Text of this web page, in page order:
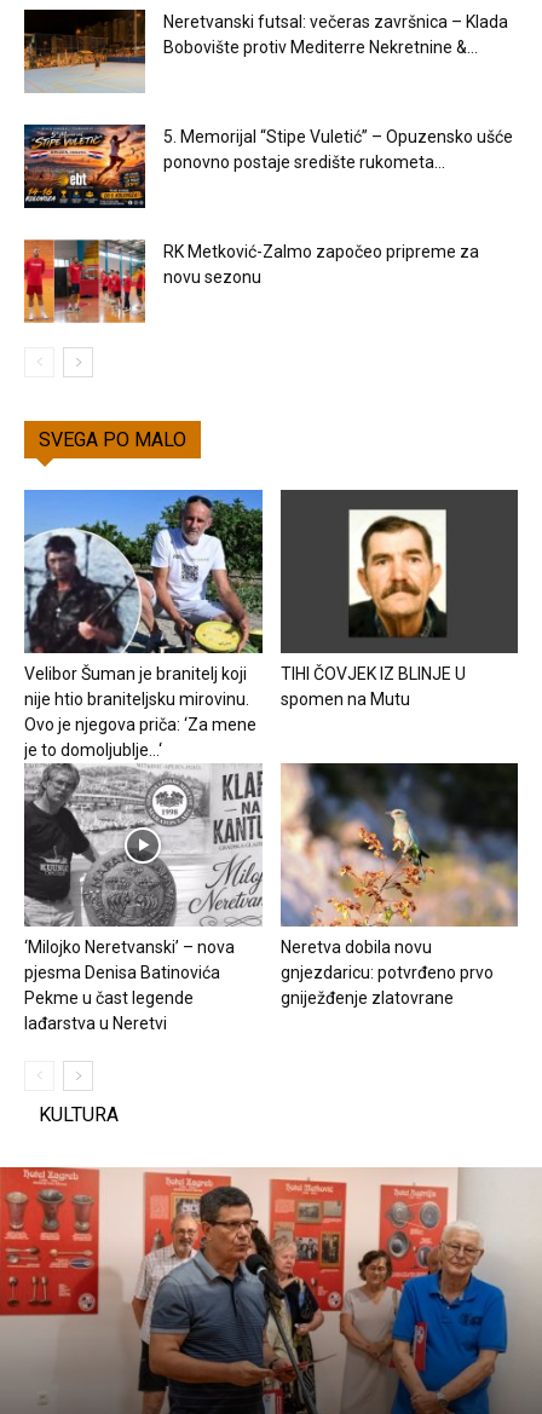
Neretvanski futsal: večeras završnica – Klada
Bobovište protiv Mediterre Nekretnine &...
5. Memorijal “Stipe Vuletić” – Opuzensko ušće
ponovno postaje središte rukometa...
RK Metković-Zalmo započeo pripreme za
novu sezonu
SVEGA PO MALO
Velibor Šuman je branitelj koji
nije htio braniteljsku mirovinu.
Ovo je njegova priča: ‘Za mene
je to domoljublje…‘
TIHI ČOVJEK IZ BLINJE U
spomen na Mutu
‘Milojko Neretvanski’ – nova
pjesma Denisa Batinovića
Pekme u čast legende
lađarstva u Neretvi
Neretva dobila novu
gnjezdaricu: potvrđeno prvo
gniježđenje zlatovrane
KULTURA